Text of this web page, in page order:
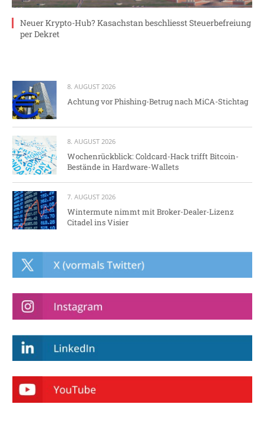
Neuer Krypto-Hub? Kasachstan beschliesst Steuerbefreiung
per Dekret
8. AUGUST 2026
Achtung vor Phishing-Betrug nach MiCA-Stichtag
8. AUGUST 2026
Wochenrückblick: Coldcard-Hack trifft Bitcoin-
Bestände in Hardware-Wallets
7. AUGUST 2026
Wintermute nimmt mit Broker-Dealer-Lizenz
Citadel ins Visier